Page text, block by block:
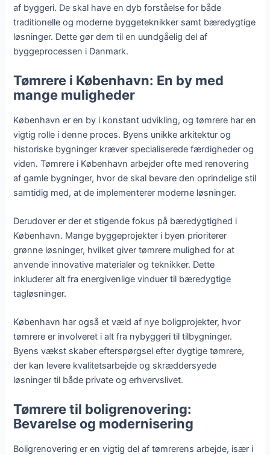
af byggeri. De skal have en dyb forståelse for både
traditionelle og moderne byggeteknikker samt bæredygtige
løsninger. Dette gør dem til en uundgåelig del af
byggeprocessen i Danmark.
Tømrere i København: En by med
mange muligheder
København er en by i konstant udvikling, og tømrere har en
vigtig rolle i denne proces. Byens unikke arkitektur og
historiske bygninger kræver specialiserede færdigheder og
viden. Tømrere i København arbejder ofte med renovering
af gamle bygninger, hvor de skal bevare den oprindelige stil
samtidig med, at de implementerer moderne løsninger.
Derudover er der et stigende fokus på bæredygtighed i
København. Mange byggeprojekter i byen prioriterer
grønne løsninger, hvilket giver tømrere mulighed for at
anvende innovative materialer og teknikker. Dette
inkluderer alt fra energivenlige vinduer til bæredygtige
tagløsninger.
København har også et væld af nye boligprojekter, hvor
tømrere er involveret i alt fra nybyggeri til tilbygninger.
Byens vækst skaber efterspørgsel efter dygtige tømrere,
der kan levere kvalitetsarbejde og skræddersyede
løsninger til både private og erhvervslivet.
Tømrere til boligrenovering:
Bevarelse og modernisering
Boligrenovering er en vigtig del af tømrerens arbejde, især i